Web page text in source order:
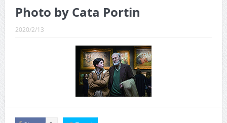
CINEMA×STYLE 290号
CINEMA×STYLE 289号
CINEMA×STYLE 288号
CINEMA×STYLE 287号
CINEMA×STYLE 286号
Photo by Cata Portin
2020/2/13